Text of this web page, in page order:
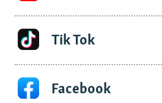
Tik Tok
Facebook